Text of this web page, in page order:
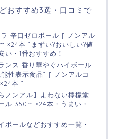
おすすめ3選・口コミで
辛口ゼロボール [ ノンアル
本 ]まずい?おいしい?値
い・1番おすすめ！
ンス 香り華やぐハイボール
性表示食品] [ ノンアルコ
本 ]
ノンアル】よわない檸檬堂
ル 350ml×24本・うまい・
ボールなどおすすめ一覧・